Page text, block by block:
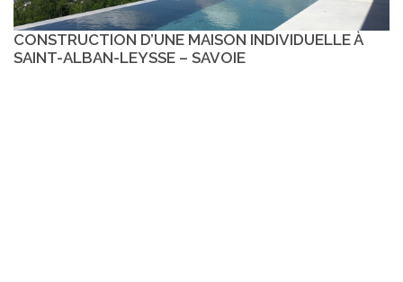
CONSTRUCTION D’UNE MAISON INDIVIDUELLE À
SAINT-ALBAN-LEYSSE – SAVOIE